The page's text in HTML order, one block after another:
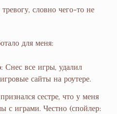
словно чего-то не
для меня:
: Снес все игры, удалил
сайты на роутере.
сестре, что у меня
с играми. Честно (спойлер: